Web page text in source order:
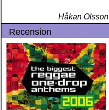
Unheard Studio Sessions &
Demos 1971-1972
(Omnivore) Naturligtvis
borde alla årets Rootsy-
plattor vara med på listan,
men jag har istället valt att
bara lista de plattor jag
lyssnat på väsentligt mycket
mer än vad tjänsten kräver
Håkan Olsson
Recension